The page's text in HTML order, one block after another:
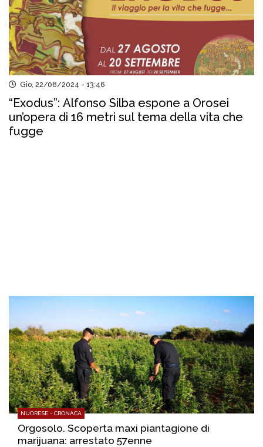
Gio, 22/08/2024 - 13:46
“Exodus”: Alfonso Silba espone a Orosei
un’opera di 16 metri sul tema della vita che
fugge
NUORESE - CRONACA
Orgosolo. Scoperta maxi piantagione di
marijuana: arrestato 57enne